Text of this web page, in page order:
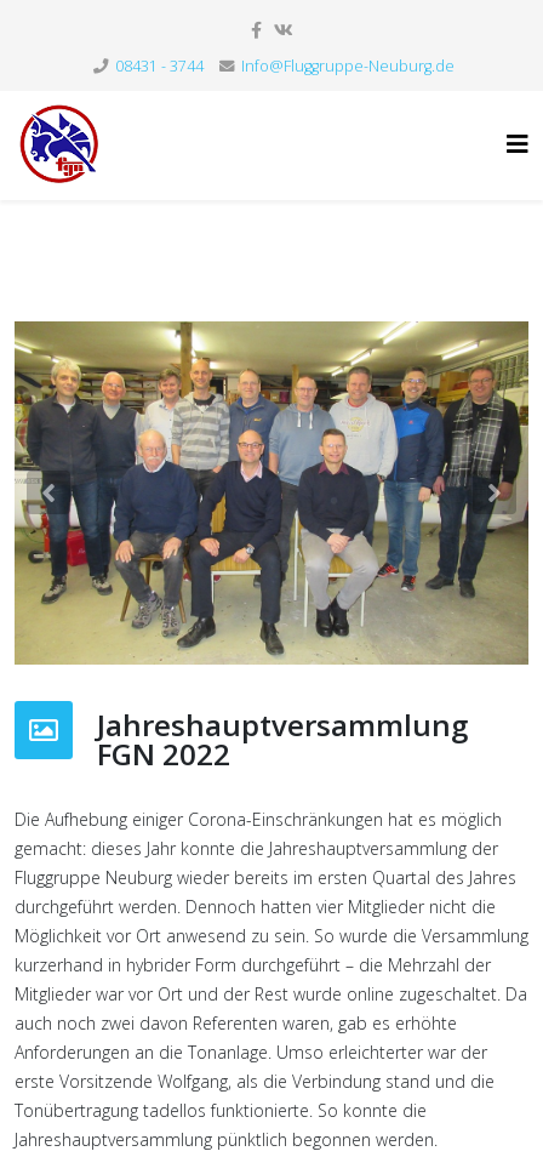
08431 - 3744 Info@Fluggruppe-Neuburg.de
Previous
Jahreshauptversammlung
FGN 2022
Die Aufhebung einiger Corona-Einschränkungen hat es möglich
gemacht: dieses Jahr konnte die Jahreshauptversammlung der
Fluggruppe Neuburg wieder bereits im ersten Quartal des Jahres
durchgeführt werden. Dennoch hatten vier Mitglieder nicht die
Möglichkeit vor Ort anwesend zu sein. So wurde die Versammlung
kurzerhand in hybrider Form durchgeführt – die Mehrzahl der
Mitglieder war vor Ort und der Rest wurde online zugeschaltet. Da
auch noch zwei davon Referenten waren, gab es erhöhte
Anforderungen an die Tonanlage. Umso erleichterter war der
erste Vorsitzende Wolfgang, als die Verbindung stand und die
Tonübertragung tadellos funktionierte. So konnte die
Jahreshauptversammlung pünktlich begonnen werden.